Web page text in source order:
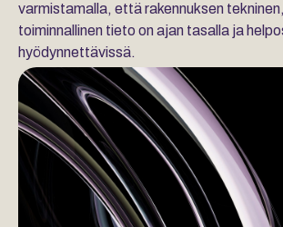
varmistamalla, että rakennuksen
toiminnallinen tieto on ajan tasalla ja
hyödynnettävissä.